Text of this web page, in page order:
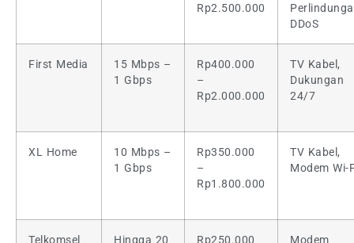
Rp2.500.000
DDoS
First Media
15 Mbps –
1 Gbps
Rp400.000
–
Rp2.000.000
TV Kabel,
Dukungan
24/7
XL Home
10 Mbps –
1 Gbps
Rp350.000
–
Rp1.800.000
TV Kabel,
Modem Wi-
Telkomsel
Hingga 20
Rp250.000
Modem